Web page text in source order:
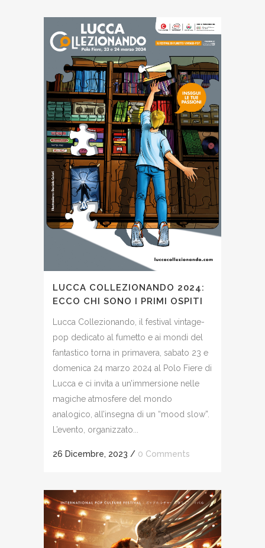
LUCCA COLLEZIONANDO 2024:
ECCO CHI SONO I PRIMI OSPITI
Lucca Collezionando, il festival vintage-
pop dedicato al fumetto e ai mondi del
fantastico torna in primavera, sabato 23 e
domenica 24 marzo 2024 al Polo Fiere di
Lucca e ci invita a un’immersione nelle
magiche atmosfere del mondo
analogico, all’insegna di un “mood slow”.
L’evento, organizzato...
26 Dicembre, 2023 / 0 Comments